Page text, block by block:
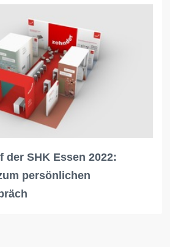
der SHK Essen 2022:
persönlichen